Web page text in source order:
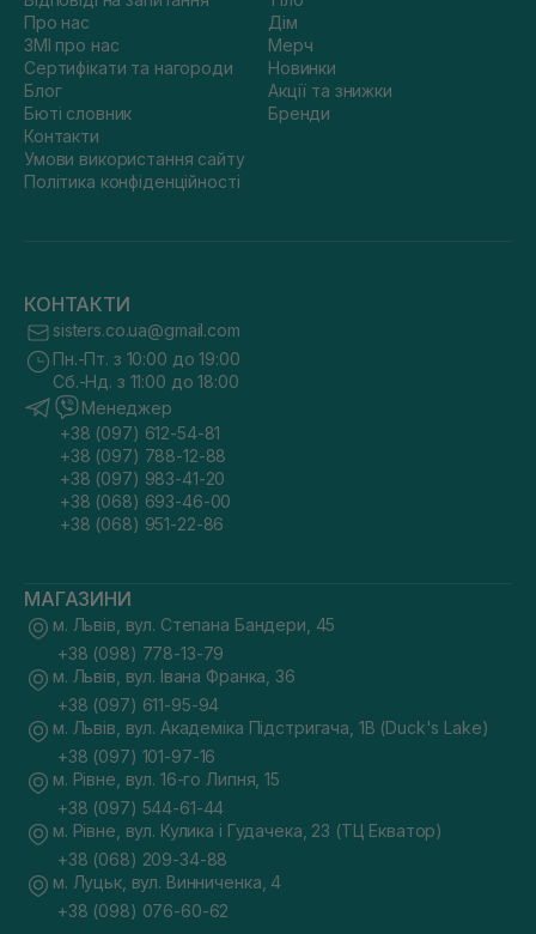
Про нас
ЗМІ про нас
Сертифікати та нагороди
Блог
Бюті словник
Контакти
Умови використання сайту
Політика конфіденційності
Дім
Мерч
Новинки
Акції та знижки
Бренди
КОНТАКТИ
sisters.co.ua@gmail.com
Пн.-Пт. з 10:00 до 19:00
Сб.-Нд. з 11:00 до 18:00
Менеджер
+38 (097) 612-54-81
+38 (097) 788-12-88
+38 (097) 983-41-20
+38 (068) 693-46-00
+38 (068) 951-22-86
МАГАЗИНИ
м. Львів, вул. Степана Бандери, 45
+38 (098) 778-13-79
м. Львів, вул. Івана Франка, 36
+38 (097) 611-95-94
м. Львів, вул. Академіка Підстригача, 1В (Duck's Lake)
+38 (097) 101-97-16
м. Рівне, вул. 16-го Липня, 15
+38 (097) 544-61-44
м. Рівне, вул. Кулика і Гудачека, 23 (ТЦ Екватор)
+38 (068) 209-34-88
м. Луцьк, вул. Винниченка, 4
+38 (098) 076-60-62